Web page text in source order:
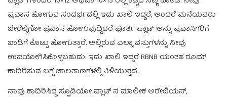
ಪ್ರವಾಸ ಹೋಗುವ ಸಂದರ್ಭದಲ್ಲಿ ಇದು ಖಾಲಿ ಇದ್ದರೆ, ಅಂದರೆ ಮನೆಯವರು
ಬೇರೆಲ್ಲಿಗೋ ಪ್ರವಾಸ ಹೋಗುವುದ್ದಿದರೆ ಪೂರ್ತಿ ಪ್ಲಾಟ್ ಅನ್ನು ಪ್ರವಾಸಿಗರಿಗೆ
ಬಾಡಿಗೆ ಕೊಟ್ಟು ಹೋಗುತ್ತಾರೆ. ಅಲ್ಲಿರುವ ಎಲ್ಲಾ ವಸ್ತುಗಳನ್ನು ನೀವು
ಉಪಯೋಗಿಸಿಕೊಳ್ಳಬಹುದು. ಇದು ಖಾಲಿ ಇದ್ದರೆ RBNB ಯಂತಹ ರೂಮ್
ಕಾದಿರಿಸುವ ಬಗ್ಗೆ ಜಾಲತಾಣಗಳಲ್ಲಿ ತಿಳಿಯುತ್ತದೆ.
ನಾವು ಕಾದಿರಿಸಿದ್ದ ಸ್ಟೂಡಿಯೋ ಪ್ಲಾಟ್ ನ ಮಾಲೀಕ ಅರೇಬಿಯನ್,